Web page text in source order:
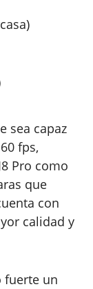
sea capaz
fps,
Pro como
que
con
calidad y
fuerte un